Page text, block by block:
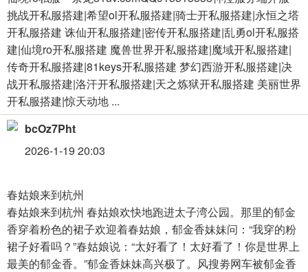
挑战开私服搭建|希望ol开私服搭建|骑士开私服搭建|永恒之塔
开私服搭建 诛仙开私服搭建|密传开私服搭建|乱勇ol开私服搭
建|仙境ro开私服搭建 魔兽世界开私服搭建|魔域开私服搭建|
传奇开私服搭建|81keys开私服搭建 梦幻西游开私服搭建|决
战开私服搭建|洛汗开私服搭建|天之炼狱开私服搭建 美丽世界
开私服搭建|惊天动地 ...
bcOz7Pht
2026-1-19 20:03
春姑娘来到杭州
春姑娘来到杭州 春姑娘欢快地跑进太子湾公园。那里的郁金
香穿着粉色的裙子欢迎着春姑娘，郁金香妹妹问：“我穿的粉
裙子好看吗？”春姑娘说：“太好看了！太好看了！你是世界上
最美的郁金香。”郁金香妹妹高兴极了。风搜劵网车被郁金香